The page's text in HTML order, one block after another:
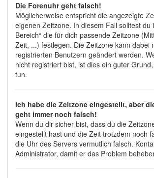
Die Forenuhr geht falsch!
Möglicherweise entspricht die angezeigte
eigenen Zeitzone. In diesem Fall solltest du
Bereich“ die für dich passende Zeitzone
Zeit, ...) festlegen. Die Zeitzone kann dabei
registrierten Benutzern geändert werden.
nicht registriert bist, ist dies ein guter
tun.
Ich habe die Zeitzone eingestellt, aber
geht immer noch falsch!
Wenn du dir sicher bist, dass du die
eingestellt hast und die Zeit trotzdem noch
die Uhr des Servers vermutlich falsch.
Administrator, damit er das Problem